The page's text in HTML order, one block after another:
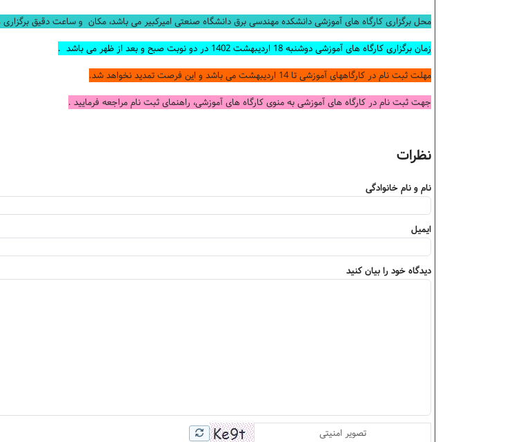
محل برگزاری کارگاه های آموزشی دانشکده مهندسی برق دانشگاه صنعتی امیرکبیر می باشد، مکان و ساعت دقیق برگزاری
زمان برگزاری کارگاه های آموزشی دوشنبه 18 اردیبهشت 1402 در دو نوبت صبح و بعد از ظهر می باشد
.
مهلت ثبت نام در کارگاههای آموزشی تا 14 اردیبهشت می باشد و این فرصت تمدید نخواهد شد
.
جهت ثبت نام در کارگاه های آموزشی به منوی کارگاه های آموزشی، راهنمای ثبت نام مراجعه فرمایید .
نظرات
نام و نام خانوادگی
ایمیل
دیدگاه خود را بیان کنید